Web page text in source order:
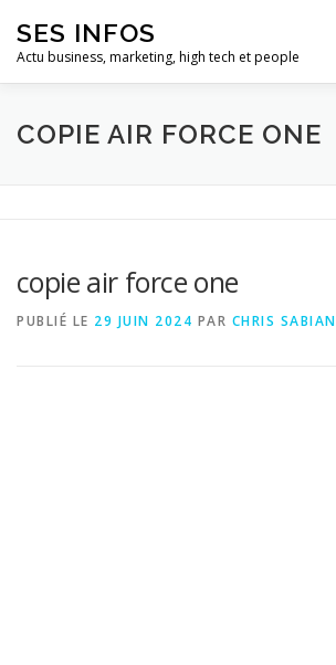
contenu
SES INFOS
Actu business, marketing, high tech et people
BUSINESS MARKETING
COPIE AIR FORCE ONE
copie air force one
PUBLIÉ LE 29 JUIN 2024 PAR CHRIS SABIAN